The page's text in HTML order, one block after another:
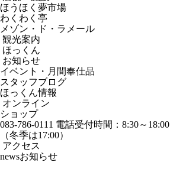
ほうほく夢市場
わくわく亭
メゾン・ド・ラメール
観光案内
ほっくん
お知らせ
イベント・月間奉仕品
スタッフブログ
ほっくん情報
オンライン
ショップ
083-786-0111 電話受付時間：8:30～18:00
（冬季は17:00）
アクセス
newsお知らせ